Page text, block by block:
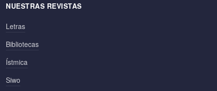
NUESTRAS REVISTAS
Letras
Bibliotecas
Ístmica
Siwo